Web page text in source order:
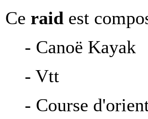
Ce raid est
- Canoë Kayak
- Vtt
- Course